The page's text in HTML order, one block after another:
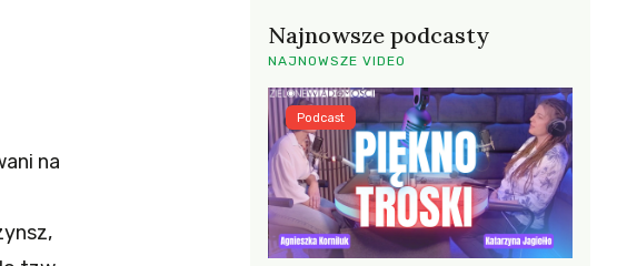
na
Najnowsze podcasty
NAJNOWSZE VIDEO
Podcast